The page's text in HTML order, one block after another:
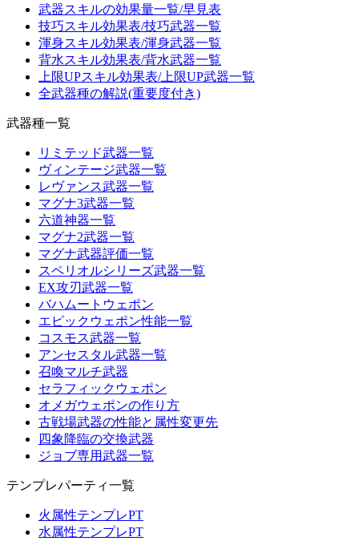
武器スキルの効果量一覧/早見表
技巧スキル効果表/技巧武器一覧
渾身スキル効果表/渾身武器一覧
背水スキル効果表/背水武器一覧
上限UPスキル効果表/上限UP武器一覧
全武器種の解説(重要度付き)
武器種一覧
リミテッド武器一覧
ヴィンテージ武器一覧
レヴァンス武器一覧
マグナ3武器一覧
六道神器一覧
マグナ2武器一覧
マグナ武器評価一覧
スペリオルシリーズ武器一覧
EX攻刃武器一覧
バハムートウェポン
エピックウェポン性能一覧
コスモス武器一覧
アンセスタル武器一覧
召喚マルチ武器
セラフィックウェポン
オメガウェポンの作り方
古戦場武器の性能と属性変更先
四象降臨の交換武器
ジョブ専用武器一覧
テンプレパーティ一覧
火属性テンプレPT
水属性テンプレPT